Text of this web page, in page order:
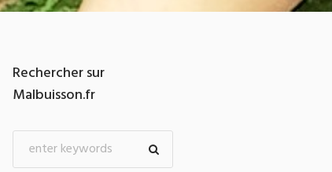
Rechercher sur
Malbuisson.fr